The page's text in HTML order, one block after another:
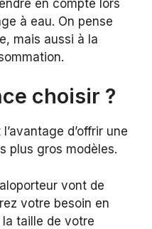
en compte lors
à eau. On pense
mais aussi à la
choisir ?
d’offrir une
plus gros modèles.
vont de
votre besoin en
taille de votre